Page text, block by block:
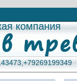
компания
компания